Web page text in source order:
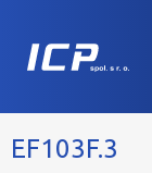
EF103F.3